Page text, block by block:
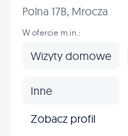
Polna 17B, Mrocza
W ofercie m.in.:
Wizyty domowe
Inne
Zobacz profil